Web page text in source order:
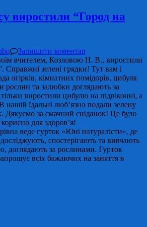
виростили “Город на
Залишити коментар
вчителем, Козловою Н. В., виростили
Справжні зелені грядки! Тут вам і
огірків, кімнатних помідорів, цибуля.
рослин та залюбки доглядають за
виростили цибулю на підвіконні, а
їдальні люб’язно подали зелену
Дякуємо за смачний сніданок! Це було
для здоров’я!
веде гурток «Юні натуралісти», де
спостерігають та вивчають
доглядають за рослинами. Гурток
всіх бажаючих на заняття в